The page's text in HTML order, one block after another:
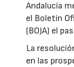
Andalucía
el Boletín
(BOJA) el
La
en las